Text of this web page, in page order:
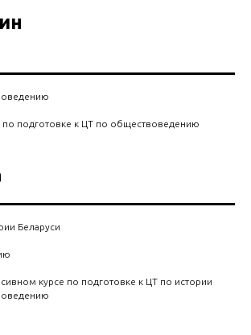
по подготовке к ЦТ по обществоведению
Беларуси
курсе по подготовке к ЦТ по истории